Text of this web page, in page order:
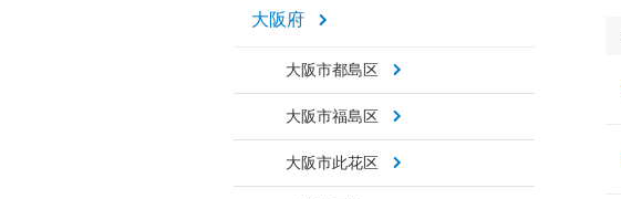
大阪府
大阪市都島区
大阪市福島区
大阪市此花区